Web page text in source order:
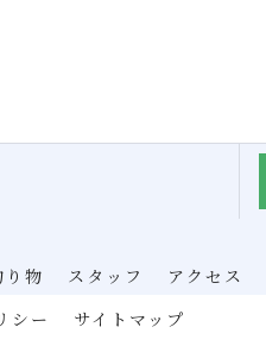
り物 スタッフ アクセス
シー サイトマップ